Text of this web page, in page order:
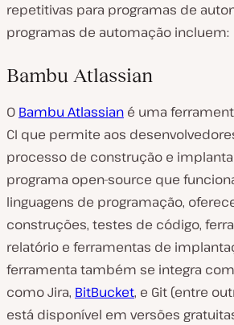
repetitivas para programas de
programas de automação incluem:
Bambu Atlassian
O Bambu Atlassian é uma
CI que permite aos
processo de construção e
programa open-source que
linguagens de programação,
construções, testes de código,
relatório e ferramentas de
ferramenta também se integra
como Jira, BitBucket, e Git (entre
está disponível em versões